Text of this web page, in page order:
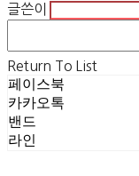
글쓴이
Return To List
페이스북
카카오톡
밴드
라인